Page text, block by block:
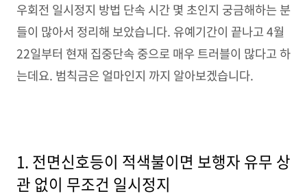
우회전 일시정지 방법 단속 시간 몇 초인지 궁금해하는 분
들이 많아서 정리해 보았습니다. 유예기간이 끝나고 4월
22일부터 현재 집중단속 중으로 매우 트러블이 많다고 하
는데요. 범칙금은 얼마인지 까지 알아보겠습니다.
1. 전면신호등이 적색불이면 보행자 유무 상
관 없이 무조건 일시정지